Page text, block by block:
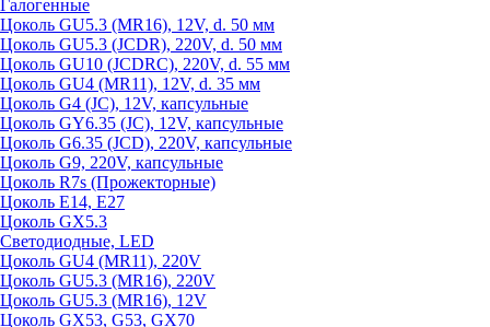
Галогенные
Цоколь GU5.3 (MR16), 12V, d. 50 мм
Цоколь GU5.3 (JCDR), 220V, d. 50 мм
Цоколь GU10 (JCDRC), 220V, d. 55 мм
Цоколь GU4 (MR11), 12V, d. 35 мм
Цоколь G4 (JC), 12V, капсульные
Цоколь GY6.35 (JC), 12V, капсульные
Цоколь G6.35 (JCD), 220V, капсульные
Цоколь G9, 220V, капсульные
Цоколь R7s (Прожекторные)
Цоколь E14, E27
Цоколь GX5.3
Светодиодные, LED
Цоколь GU4 (MR11), 220V
Цоколь GU5.3 (MR16), 220V
Цоколь GU5.3 (MR16), 12V
Цоколь GX53, G53, GX70